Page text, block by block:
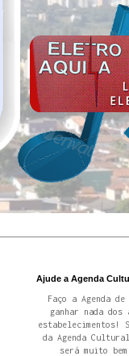
Ajude a Agenda
Faço a Agenda
ganhar nada
estabelecimentos!
da Agenda
será muito